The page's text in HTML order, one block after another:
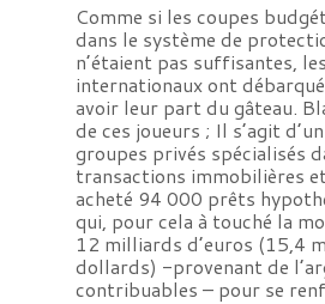
Comme si les coupes
dans le système de
n’étaient pas suffisantes,
internationaux ont
avoir leur part du gâteau.
de ces joueurs ; Il s’agit
groupes privés spécialisés
transactions immobilières
acheté 94 000 prêts
qui, pour cela à touché la
12 milliards d’euros (15,4
dollards) -provenant de
contribuables – pour se